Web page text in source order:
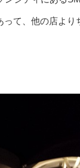
て、他の店より